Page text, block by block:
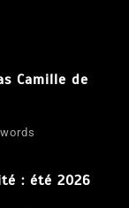
Camille de
: été 2026